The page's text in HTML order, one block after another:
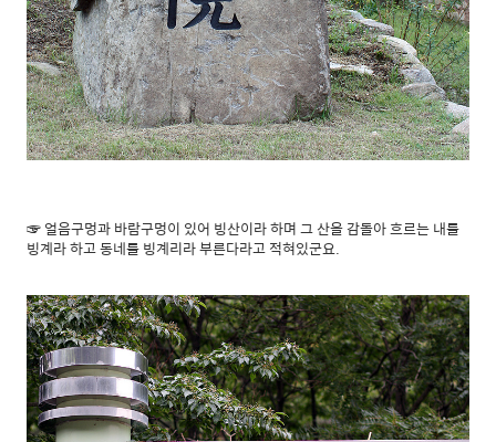
☞ 얼음구멍과 바람구멍이 있어 빙산이라 하며 그 산을 감돌아 흐르는 내를
빙계라 하고 동네를 빙계리라 부른다라고 적혀있군요.